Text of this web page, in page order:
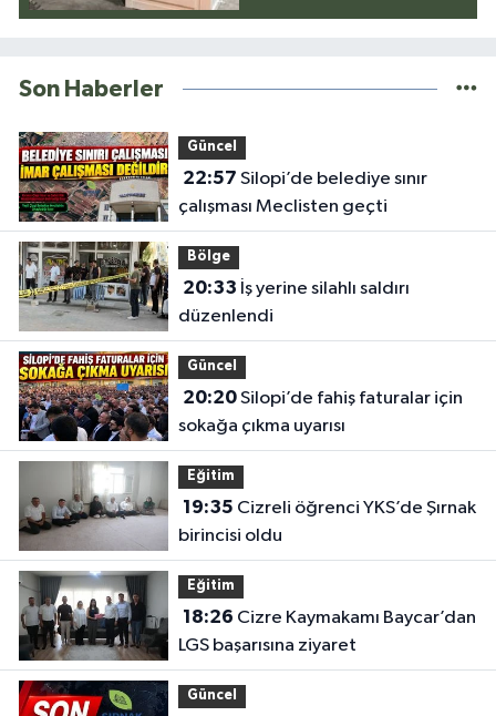
Son Haberler
Güncel
22:57
çalışması Meclisten geçti
Bölge
20:33
düzenlendi
Güncel
20:20Silopi’de fahiş faturalar için
sokağa çıkma uyarısı
Eğitim
19:35
birincisi oldu
Eğitim
18:26
LGS başarısına ziyaret
Güncel